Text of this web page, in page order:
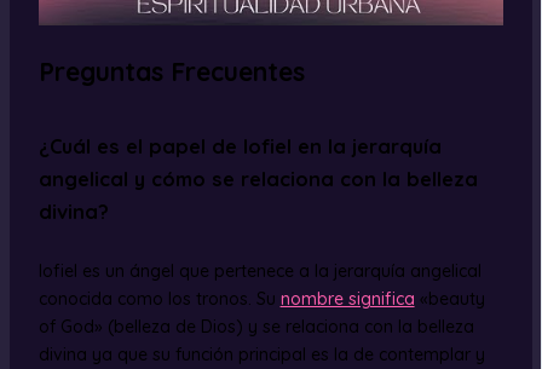
Preguntas Frecuentes
¿Cuál es el papel de Iofiel en la jerarquía
angelical y cómo se relaciona con la belleza
divina?
Iofiel es un ángel que pertenece a la jerarquía angelical
conocida como los tronos. Su nombre significa «beauty
of God» (belleza de Dios) y se relaciona con la belleza
divina ya que su función principal es la de contemplar y